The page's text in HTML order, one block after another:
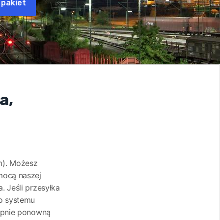
pakiet
Możesz
naszej
Jeśli przesyłka
systemu
ponowną